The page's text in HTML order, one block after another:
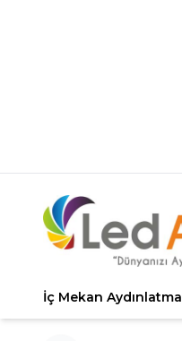
İç Mekan Aydınlatma